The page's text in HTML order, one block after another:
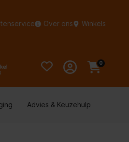
Over ons Winkels
0
Advies & Keuzehulp